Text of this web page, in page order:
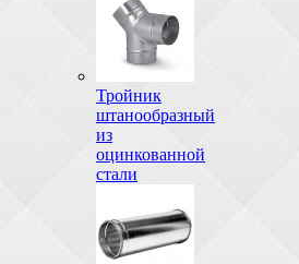
Тройник
штанообразный
из
оцинкованной
стали